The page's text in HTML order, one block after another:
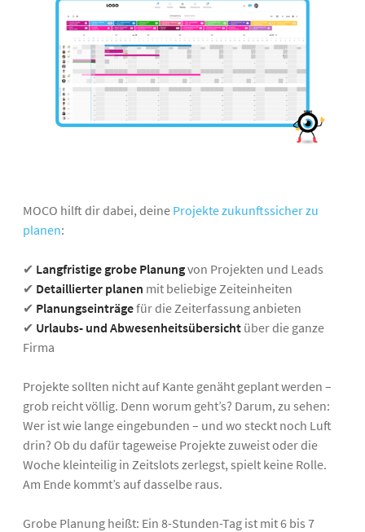
MOCO hilft dir dabei, deine Projekte zukunftssicher zu
planen:
✔ Langfristige grobe Planungvon Projekten und Leads
✔ Detaillierter planen mit beliebige Zeiteinheiten
✔ Planungseinträgefür die Zeiterfassung anbieten
✔ Urlaubs- und Abwesenheitsübersicht über die ganze
Firma
Projekte sollten nicht auf Kante genäht geplant werden –
grob reicht völlig. Denn worum geht’s? Darum, zu sehen:
Wer ist wie lange eingebunden – und wo steckt noch Luft
drin? Ob du dafür tageweise Projekte zuweist oder die
Woche kleinteilig in Zeitslots zerlegst, spielt keine Rolle.
Am Ende kommt’s auf dasselbe raus.
Grobe Planung heißt: Ein 8-Stunden-Tag ist mit 6 bis 7